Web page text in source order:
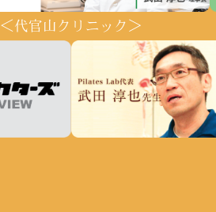
＜代官山クリニック＞